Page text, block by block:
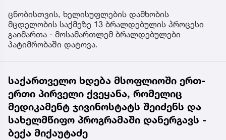
ცნობისთვის, ხელისუფლების დამხობის
მცდელობის საქმეზე 13 ბრალდებულის პროცესი
გაიმართა - მოსამართლემ ბრალდებულები
პატიმრობაში დატოვა.
საქართველო ხდება მსოფლიოში ერთ-
ერთი პირველი ქვეყანა, რომელიც
მედიკამენტ ჯივინოსტატს შეიძენს და
სახელმწიფო პროგრამაში დანერგავს -
ბექა მიქაუტაძე